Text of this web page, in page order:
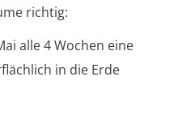
richtig:
alle 4 Wochen eine
in die Erde